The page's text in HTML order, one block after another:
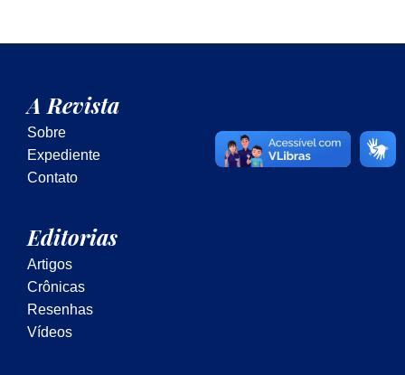
A Revista
Sobre
Expediente
Contato
Editorias
Artigos
Crônicas
Resenhas
Vídeos